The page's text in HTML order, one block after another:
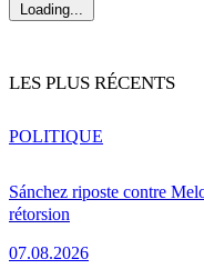
Loading...
LES PLUS RÉCENTS
Sánchez riposte contre
rétorsion
07.08.2026
POLITIQUE